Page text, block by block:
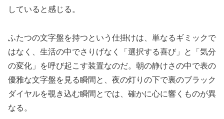
していると感じる。
ふたつの文字盤を持つという仕掛けは、単なるギミックで
はなく、生活の中でさりげなく「選択する喜び」と「気分
の変化」を呼び起こす装置なのだ。朝の静けさの中で表の
優雅な文字盤を見る瞬間と、夜の灯りの下で裏のブラック
ダイヤルを覗き込む瞬間とでは、確かに心に響くものが異
なる。